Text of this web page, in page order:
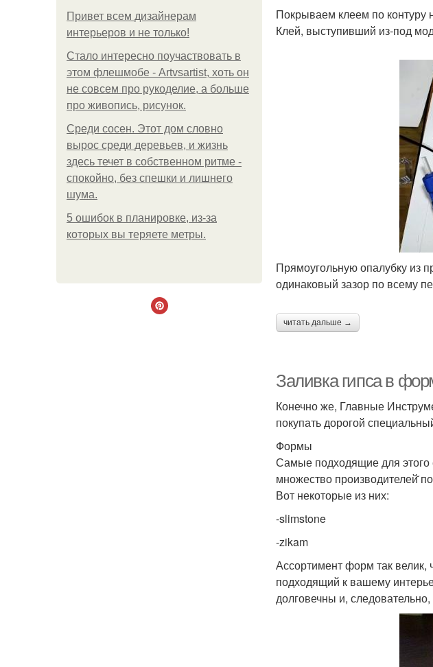
Привет всем дизайнерам
интерьеров и не только!
Стало интересно поучаствовать в
этом флешмобе - Artvsartist, хоть он
не совсем про рукоделие, а больше
про живопись, рисунок.
Среди сосен. Этот дом словно
вырос среди деревьев, и жизнь
здесь течет в собственном ритме -
спокойно, без спешки и лишнего
шума.
5 ошибок в планировке, из-за
которых вы теряете метры.
Покрываем клеем по контуру
Клей, выступивший из-под
Прямоугольную опалубку из
одинаковый зазор по всему
читать дальше →
Заливка гипса в
Конечно же, Главные
покупать дорогой
Формы
Самые подходящие для
множество производителей̆
Вот некоторые из них:
-slimstone
-zikam
Ассортимент форм так велик,
подходящий к вашему
долговечны и,